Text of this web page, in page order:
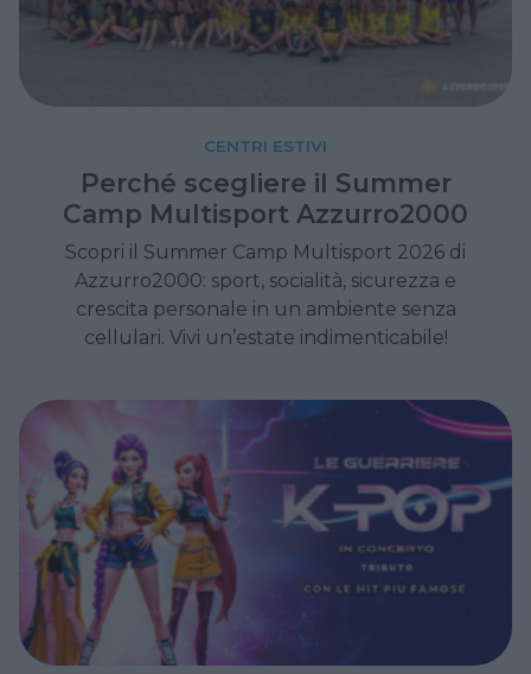
CENTRI ESTIVI
Perché scegliere il Summer
Camp Multisport Azzurro2000
Scopri il Summer Camp Multisport 2026 di
Azzurro2000: sport, socialità, sicurezza e
crescita personale in un ambiente senza
cellulari. Vivi un’estate indimenticabile!